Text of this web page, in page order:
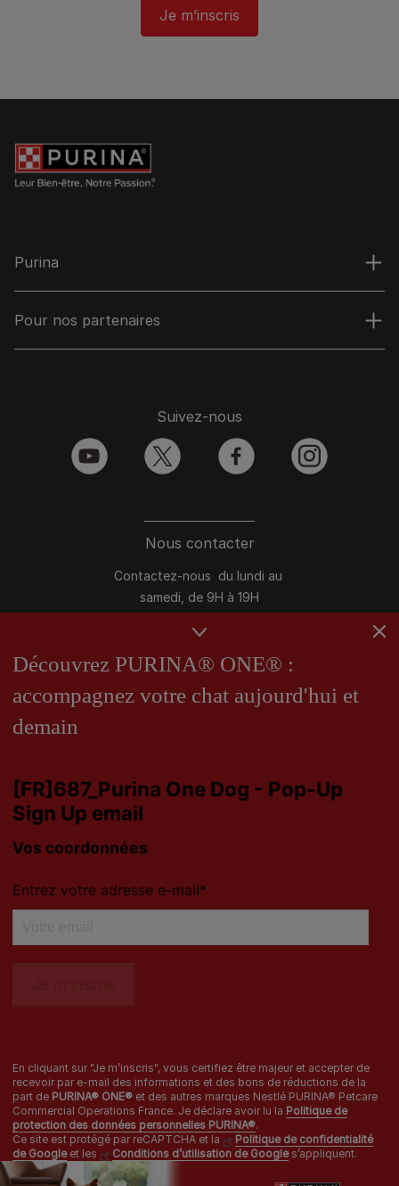
Je m’inscris
Découvrez PURINA® ONE® :
accompagnez votre chat aujourd'hui et
demain
En cliquant sur "Je m’inscris", vous certifiez être majeur et accepter de
recevoir par e-mail des informations et des bons de réductions de la
part de PURINA® ONE® et des autres marques Nestlé PURINA® Petcare
Commercial Operations France. Je déclare avoir lu la Politique de
protection des données personnelles PURINA®.
Ce site est protégé par reCAPTCHA et la
Politique de confidentialité
de Googleet les Conditions d’utilisation de Googles’appliquent.
Purina
Pour nos partenaires
Nous contacter
Contactez-nous du lundi au
samedi, de 9H à 19H
Conversation instantanée en ligne
du lundi au vendredi, de 10H à 16H
>Nous écrire
0 800 22 64 62
Les autres marques :​
Suivez-nous
youtube twitter facebook instagram
Sitemap